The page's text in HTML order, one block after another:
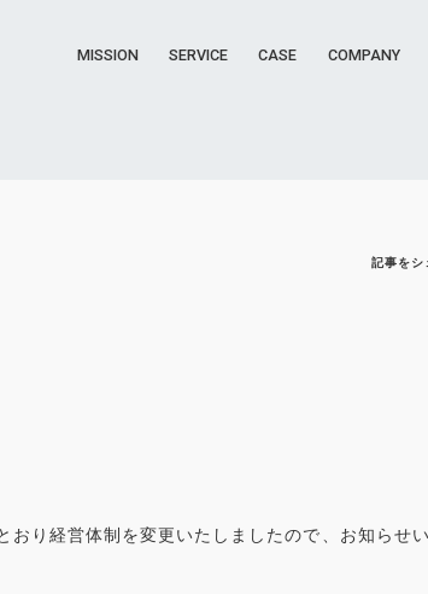
MISSION SERVICE CASE COMPANY
記事をシ
り経営体制を変更いたしましたので、お知らせい